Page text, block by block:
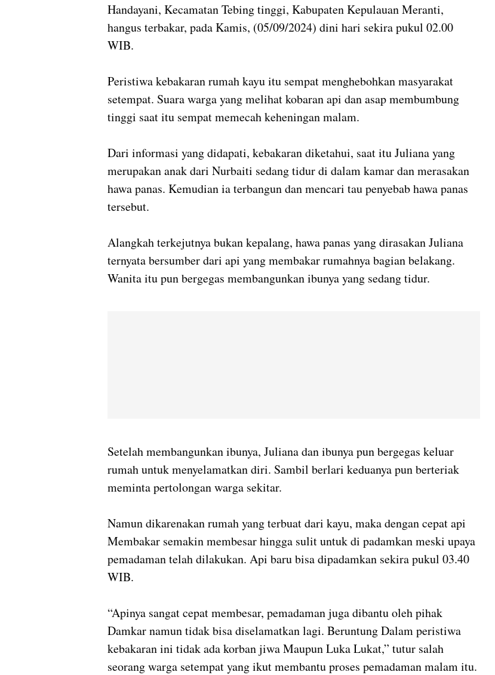
Handayani, Kecamatan Tebing tinggi, Kabupaten Kepulauan Meranti,
hangus terbakar, pada Kamis, (05/09/2024) dini hari sekira pukul 02.00
WIB.
Peristiwa kebakaran rumah kayu itu sempat menghebohkan masyarakat
setempat. Suara warga yang melihat kobaran api dan asap membumbung
tinggi saat itu sempat memecah keheningan malam.
Dari informasi yang didapati, kebakaran diketahui, saat itu Juliana yang
merupakan anak dari Nurbaiti sedang tidur di dalam kamar dan merasakan
hawa panas. Kemudian ia terbangun dan mencari tau penyebab hawa panas
tersebut.
Alangkah terkejutnya bukan kepalang, hawa panas yang dirasakan Juliana
ternyata bersumber dari api yang membakar rumahnya bagian belakang.
Wanita itu pun bergegas membangunkan ibunya yang sedang tidur.
Setelah membangunkan ibunya, Juliana dan ibunya pun bergegas keluar
rumah untuk menyelamatkan diri. Sambil berlari keduanya pun berteriak
meminta pertolongan warga sekitar.
Namun dikarenakan rumah yang terbuat dari kayu, maka dengan cepat api
Membakar semakin membesar hingga sulit untuk di padamkan meski upaya
pemadaman telah dilakukan. Api baru bisa dipadamkan sekira pukul 03.40
WIB.
“Apinya sangat cepat membesar, pemadaman juga dibantu oleh pihak
Damkar namun tidak bisa diselamatkan lagi. Beruntung Dalam peristiwa
kebakaran ini tidak ada korban jiwa Maupun Luka Lukat,” tutur salah
seorang warga setempat yang ikut membantu proses pemadaman malam itu.